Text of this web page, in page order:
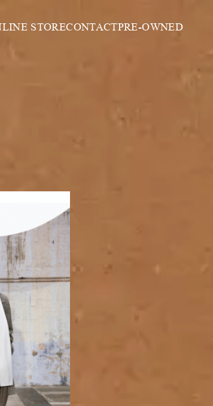
STORECONTACTPRE-OWNED